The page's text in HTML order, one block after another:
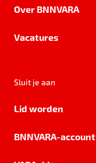
Over BNNVARA
Vacatures
Sluit je aan
Lid worden
BNNVARA-account